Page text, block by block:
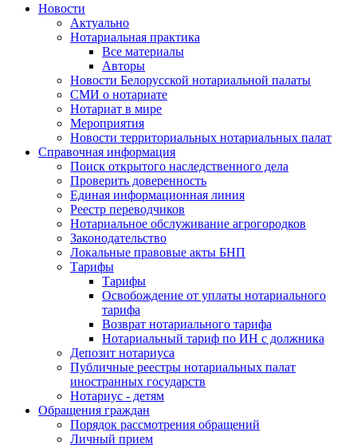
Новости
Актуально
Нотариальная практика
Все материалы
Авторы
Новости Белорусской нотариальной палаты
СМИ о нотариате
Нотариат в мире
Мероприятия
Новости территориальных нотариальных палат
Справочная информация
Поиск открытого наследственного дела
Проверить доверенность
Единая информационная линия
Реестр переводчиков
Нотариальное обслуживание агрогородков
Законодательство
Локальные правовые акты БНП
Тарифы
Тарифы
Освобождение от уплаты нотариального
тарифа
Возврат нотариального тарифа
Нотариальный тариф по ИН с должника
Депозит нотариуса
Публичные реестры нотариальных палат
иностранных государств
Нотариус - детям
Обращения граждан
Порядок рассмотрения обращений
Личный прием